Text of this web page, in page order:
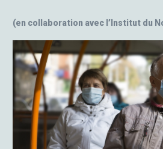
(en collaboration avec l’Institut du